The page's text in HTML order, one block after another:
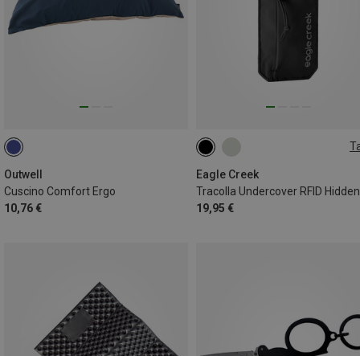
Outwell
Cuscino Comfort Ergo
10,76 €
Eagle Creek
19,95 €
ONE SIZE